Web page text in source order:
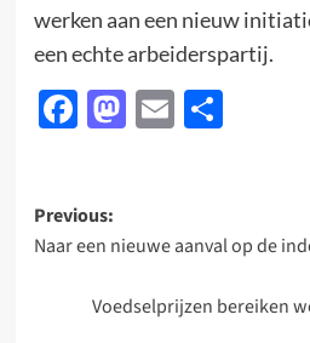
werken aan een nieuw
een echte arbeiderspartij.
Facebook
Mastodon
EmailDelen
Post
navigation
Previous:
Naar een nieuwe aanval op de
Voedselprijzen bereiken